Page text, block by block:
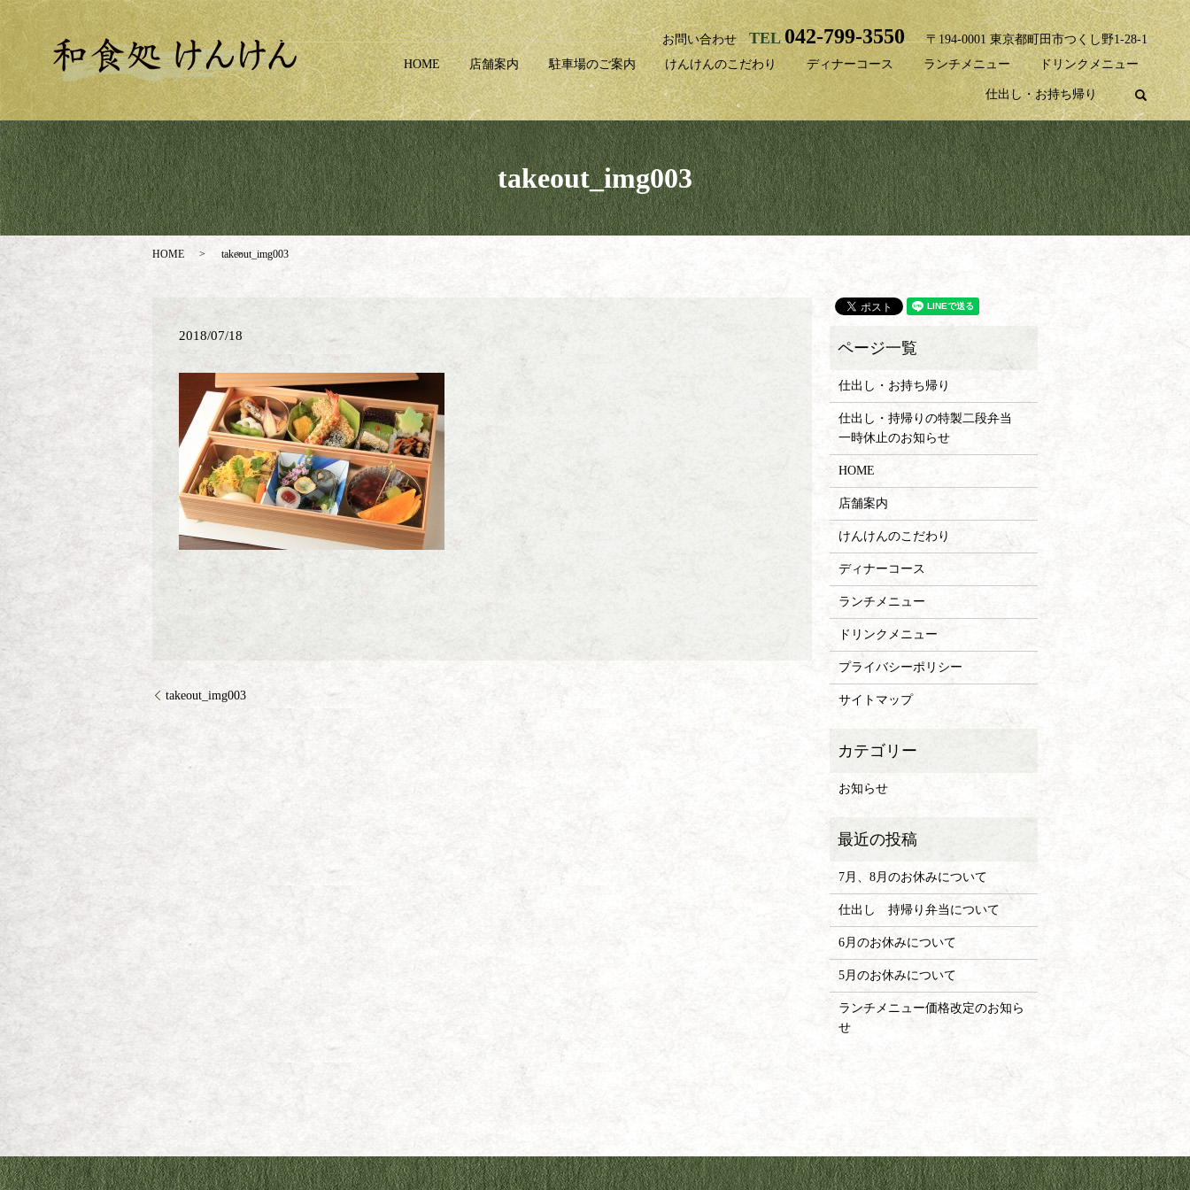
お問い合わせTEL 042-799-3550
〒194-0001 東京都町田市つくし野1-28-1
HOME
店舗案内 駐車場のご案内 けんけんのこだわり ディナーコース ランチメニュー ドリンクメニュー
仕出し・お持ち帰り search
takeout_img003
HOME takeout_img003
2018/07/18
takeout_img003
仕出し・お持ち帰り
仕出し・持帰りの特製二段弁当
一時休止のお知らせ
HOME
店舗案内
けんけんのこだわり
ディナーコース
ランチメニュー
ドリンクメニュー
プライバシーポリシー
サイトマップ
お知らせ
7月、8月のお休みについて
仕出し 持帰り弁当について
6月のお休みについて
5月のお休みについて
ランチメニュー価格改定のお知ら
せ